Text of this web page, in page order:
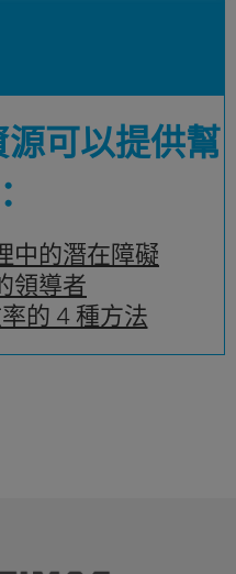
源可以提供幫
中的潛在障礙
領導者
的 4 種方法